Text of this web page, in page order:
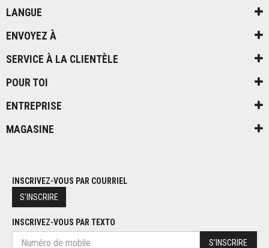
LANGUE
ENVOYEZ À
SERVICE À LA CLIENTÈLE
POUR TOI
ENTREPRISE
MAGASINE
INSCRIVEZ-VOUS PAR COURRIEL
S'INSCRIRE
INSCRIVEZ-VOUS PAR TEXTO
S'INSCRIRE